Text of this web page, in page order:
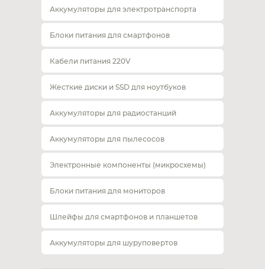
Аккумуляторы для электротранспорта
Блоки питания для смартфонов
Кабели питания 220V
Жесткие диски и SSD для ноутбуков
Аккумуляторы для радиостанций
Аккумуляторы для пылесосов
Электронные компоненты (микросхемы)
Блоки питания для мониторов
Шлейфы для смартфонов и планшетов
Аккумуляторы для шуруповертов